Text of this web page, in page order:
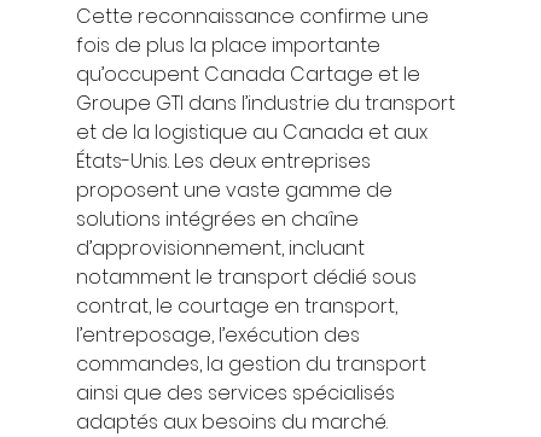
Cette reconnaissance confirme une
fois de plus la place importante
qu’occupent Canada Cartage et le
Groupe GTI dans l’industrie du transport
et de la logistique au Canada et aux
États-Unis. Les deux entreprises
proposent une vaste gamme de
solutions intégrées en chaîne
d’approvisionnement, incluant
notamment le transport dédié sous
contrat, le courtage en transport,
l’entreposage, l’exécution des
commandes, la gestion du transport
ainsi que des services spécialisés
adaptés aux besoins du marché.